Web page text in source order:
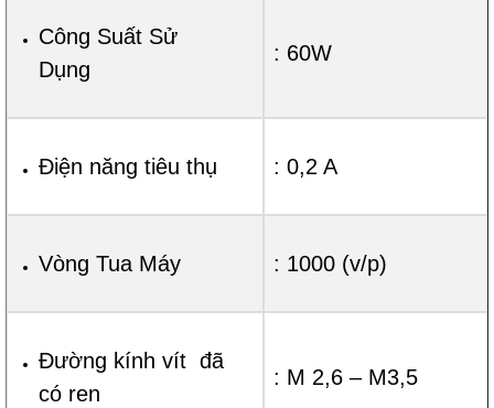
Công Suất Sử
Dụng
: 60W
Điện năng tiêu thụ : 0,2 A
Vòng Tua Máy : 1000 (v/p)
Đường kính vít đã
có ren
: M 2,6 – M3,5